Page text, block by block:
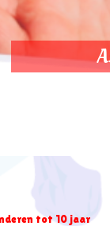
tot 10 jaar